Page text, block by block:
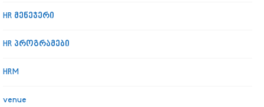
HR მენეჯერი
HR პროგრამები
HRM
venue